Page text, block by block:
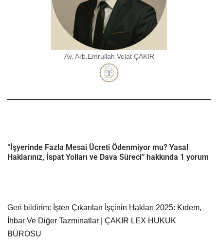
Av. Arb.Emrullah Velat ÇAKIR
“İşyerinde Fazla Mesai Ücreti Ödenmiyor mu? Yasal
Haklarınız, İspat Yolları ve Dava Süreci” hakkında 1 yorum
Geri bildirim: İşten Çıkarılan İşçinin Hakları 2025: Kıdem,
İhbar Ve Diğer Tazminatlar | ÇAKIR LEX HUKUK
BÜROSU